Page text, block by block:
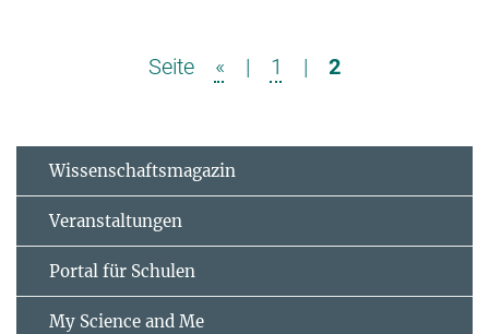
Seite « | 1 | 2
Wissenschaftsmagazin
Veranstaltungen
Portal für Schulen
My Science and Me